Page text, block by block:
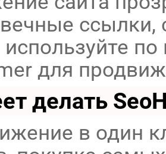
ссылки,
для
делать
в один